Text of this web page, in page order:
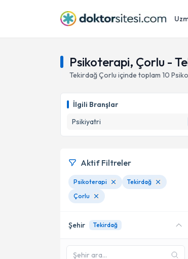
Psikoterapi, Çorlu -
TekirdağÇorlu içinde toplam 10
İlgili Branşlar
Psikiyatri
Aktif Filtreler
Psikoterapi
Tekirdağ
Çorlu
Şehir Tekirdağ